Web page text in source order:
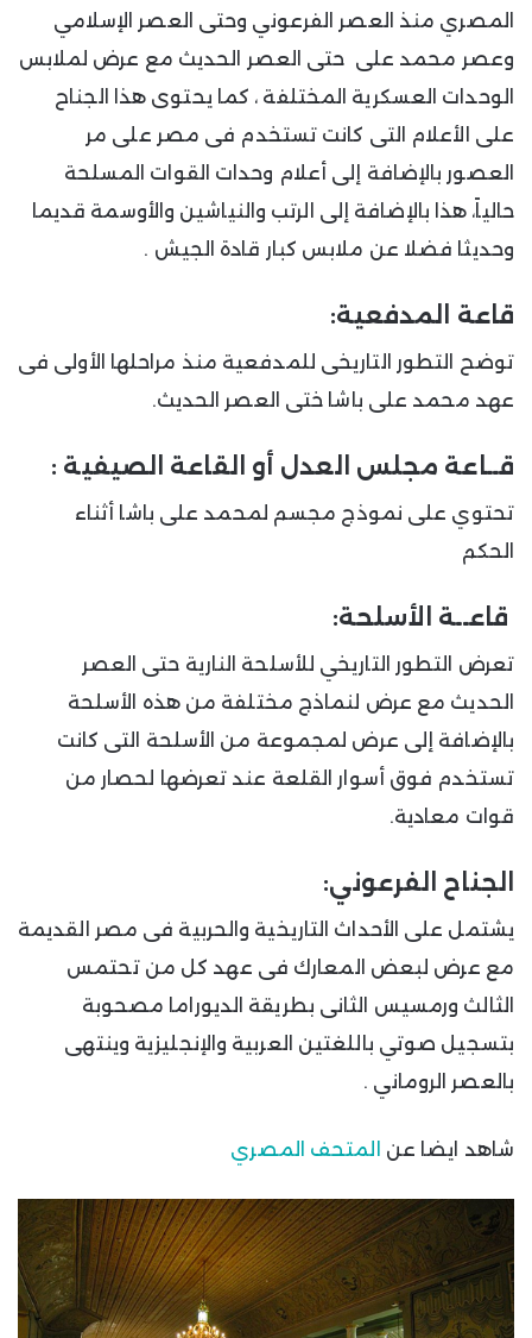
المصري منذ العصر الفرعوني وحتى العصر الإسلامي
وعصر محمد على حتى العصر الحديث مع عرض لملابس
الوحدات العسكرية المختلفة ، كما يحتوى هذا الجناح
على الأعلام التى كانت تستخدم فى مصر على مر
العصور بالإضافة إلى أعلام وحدات القوات المسلحة
حالياً، هذا بالإضافة إلى الرتب والنياشين والأوسمة قديما
وحديثا فضلا عن ملابس كبار قادة الجيش .
قاعة المدفعية:
توضح التطور التاريخى للمدفعية منذ مراحلها الأولى فى
عهد محمد على باشا ختى العصر الحديث.
قــاعة مجلس العدل أو القاعة الصيفية :
تحتوي على نموذج مجسم لمحمد على باشا أثناء
الحكم
قاعــة الأسلحة:
تعرض التطور التاريخي للأسلحة النارية حتى العصر
الحديث مع عرض لنماذج مختلفة من هذه الأسلحة
بالإضافة إلى عرض لمجموعة من الأسلحة التى كانت
تستخدم فوق أسوار القلعة عند تعرضها لحصار من
قوات معادية.
الجناح الفرعوني:
يشتمل على الأحداث التاريخية والحربية فى مصر القديمة
مع عرض لبعض المعارك فى عهد كل من تحتمس
الثالث ورمسيس الثانى بطريقة الديوراما مصحوبة
بتسجيل صوتي باللغتين العربية والإنجليزية وينتهى
بالعصر الروماني .
شاهد ايضا عن المتحف المصري